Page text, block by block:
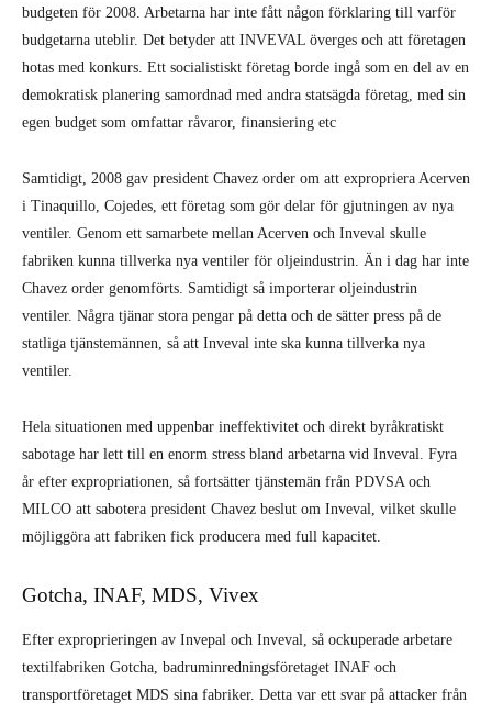
budgeten för 2008. Arbetarna har inte fått någon förklaring till varför
budgetarna uteblir. Det betyder att INVEVAL överges och att företagen
hotas med konkurs. Ett socialistiskt företag borde ingå som en del av en
demokratisk planering samordnad med andra statsägda företag, med sin
egen budget som omfattar råvaror, finansiering etc
Samtidigt, 2008 gav president Chavez order om att expropriera Acerven
i Tinaquillo, Cojedes, ett företag som gör delar för gjutningen av nya
ventiler. Genom ett samarbete mellan Acerven och Inveval skulle
fabriken kunna tillverka nya ventiler för oljeindustrin. Än i dag har inte
Chavez order genomförts. Samtidigt så importerar oljeindustrin
ventiler. Några tjänar stora pengar på detta och de sätter press på de
statliga tjänstemännen, så att Inveval inte ska kunna tillverka nya
ventiler.
Hela situationen med uppenbar ineffektivitet och direkt byråkratiskt
sabotage har lett till en enorm stress bland arbetarna vid Inveval. Fyra
år efter expropriationen, så fortsätter tjänstemän från PDVSA och
MILCO att sabotera president Chavez beslut om Inveval, vilket skulle
möjliggöra att fabriken fick producera med full kapacitet.
Gotcha, INAF, MDS, Vivex
Efter exproprieringen av Invepal och Inveval, så ockuperade arbetare
textilfabriken Gotcha, badruminredningsföretaget INAF och
transportföretaget MDS sina fabriker. Detta var ett svar på attacker från